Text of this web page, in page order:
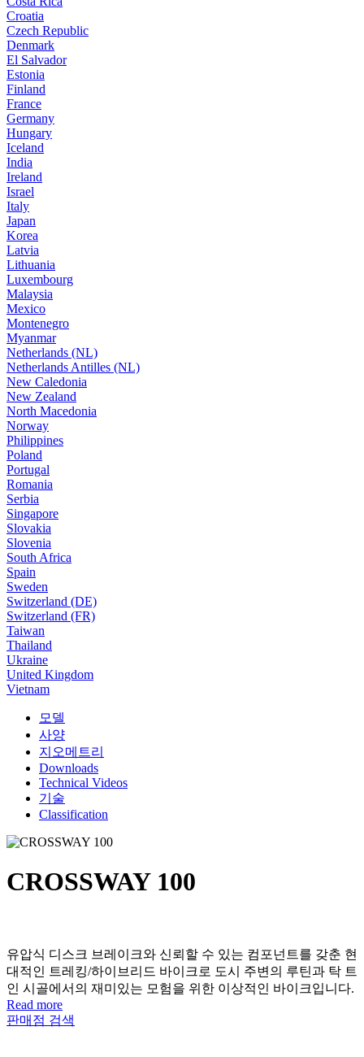
Croatia
Czech Republic
Denmark
El Salvador
Estonia
Finland
France
Germany
Hungary
Iceland
India
Ireland
Israel
Italy
Japan
Korea
Latvia
Lithuania
Luxembourg
Malaysia
Mexico
Montenegro
Myanmar
Netherlands (NL)
Netherlands Antilles (NL)
New Caledonia
New Zealand
North Macedonia
Norway
Philippines
Poland
Portugal
Romania
Serbia
Singapore
Slovakia
Slovenia
South Africa
Spain
Sweden
Switzerland (DE)
Switzerland (FR)
Taiwan
Thailand
Ukraine
United Kingdom
Vietnam
모델
사양
지오메트리
Downloads
Technical Videos
기술
Classification
CROSSWAY 100
유압식 디스크 브레이크와 신뢰할 수 있는 컴포넌트를 갖춘 현
대적인 트레킹/하이브리드 바이크로 도시 주변의 루틴과 탁 트
인 시골에서의 재미있는 모험을 위한 이상적인 바이크입니다.
Read more
판매점 검색